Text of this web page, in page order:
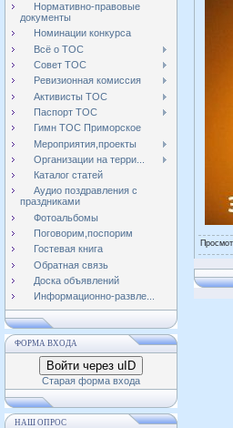
Нормативно-правовые
документы
Номинации конкурса
Всё о ТОС
Совет ТОС
Ревизионная комиссия
Активисты ТОС
Паспорт ТОС
Гимн ТОС Приморское
Мероприятия,проекты
Организации на терри...
Каталог статей
Аудио поздравления с
праздниками
Фотоальбомы
Поговорим,поспорим
Гостевая книга
Обратная связь
Доска объявлений
Информационно-развле...
ФОРМА ВХОДА
Войти через uID
Старая форма входа
НАШ ОПРОС